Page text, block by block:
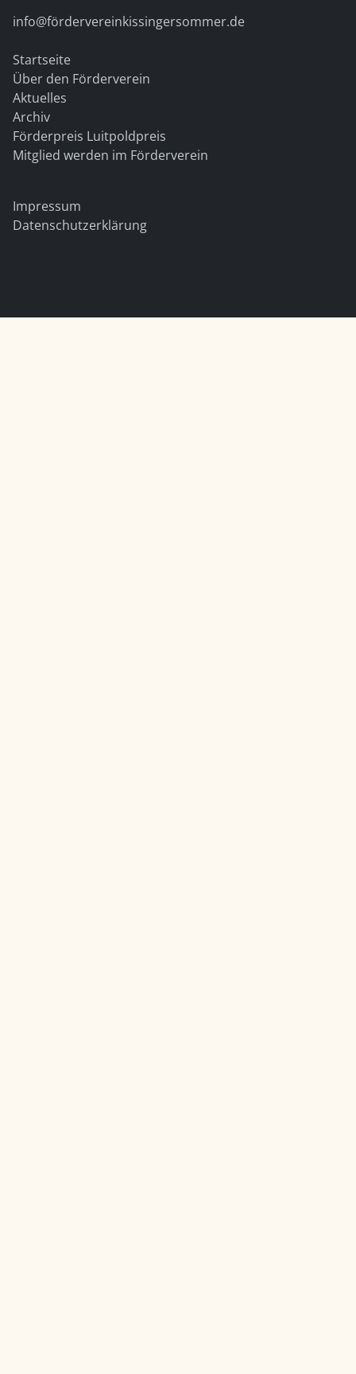
info@fördervereinkissingersommer.de
Startseite
Über den Förderverein
Aktuelles
Archiv
Förderpreis Luitpoldpreis
Mitglied werden im Förderverein
Impressum
Datenschutzerklärung